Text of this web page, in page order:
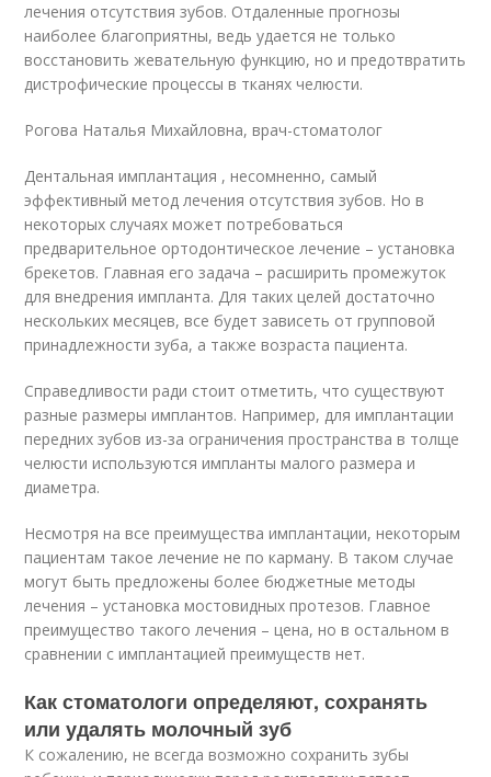
лечения отсутствия зубов. Отдаленные прогнозы
наиболее благоприятны, ведь удается не только
восстановить жевательную функцию, но и предотвратить
дистрофические процессы в тканях челюсти.
Рогова Наталья Михайловна, врач-стоматолог
Дентальная имплантация , несомненно, самый
эффективный метод лечения отсутствия зубов. Но в
некоторых случаях может потребоваться
предварительное ортодонтическое лечение – установка
брекетов. Главная его задача – расширить промежуток
для внедрения импланта. Для таких целей достаточно
нескольких месяцев, все будет зависеть от групповой
принадлежности зуба, а также возраста пациента.
Справедливости ради стоит отметить, что существуют
разные размеры имплантов. Например, для имплантации
передних зубов из-за ограничения пространства в толще
челюсти используются импланты малого размера и
диаметра.
Несмотря на все преимущества имплантации, некоторым
пациентам такое лечение не по карману. В таком случае
могут быть предложены более бюджетные методы
лечения – установка мостовидных протезов. Главное
преимущество такого лечения – цена, но в остальном в
сравнении с имплантацией преимуществ нет.
Как стоматологи определяют, сохранять
или удалять молочный зуб
К сожалению, не всегда возможно сохранить зубы